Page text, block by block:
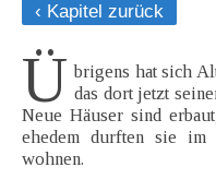
‹ Kapitel zurück
Ü brigens hat sich
das dort jetzt
Neue Häuser sind
ehedem durften sie im
wohnen.